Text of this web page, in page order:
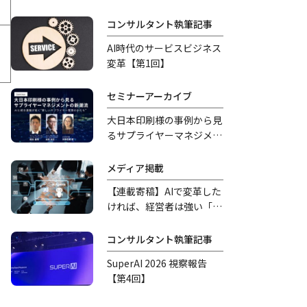
コンサルタント執筆記事
AI時代のサービスビジネス
変革【第1回】
セミナーアーカイブ
大日本印刷様の事例から見
るサプライヤーマネジメン
メディア掲載
【連載寄稿】AIで変革した
ければ、経営者は強い「覚
コンサルタント執筆記事
SuperAI 2026 視察報告
【第4回】